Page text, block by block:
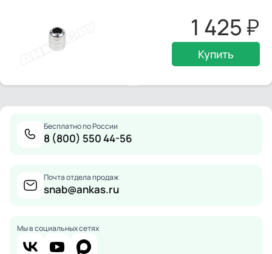
1 425
Купить
Бесплатно по России
8 (800) 550 44-56
Почта отдела продаж
snab@ankas.ru
Мы в социальных сетях